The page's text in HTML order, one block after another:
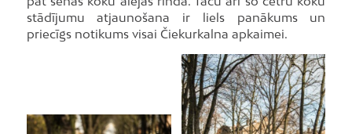
stādījumu atjaunošana ir liels panākums un
priecīgs notikums visai Čiekurkalna apkaimei.